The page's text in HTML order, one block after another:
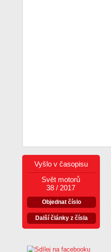
Vyšlo v časopisu
Svět motorů
38 / 2017
Objednat číslo
Další články z čísla